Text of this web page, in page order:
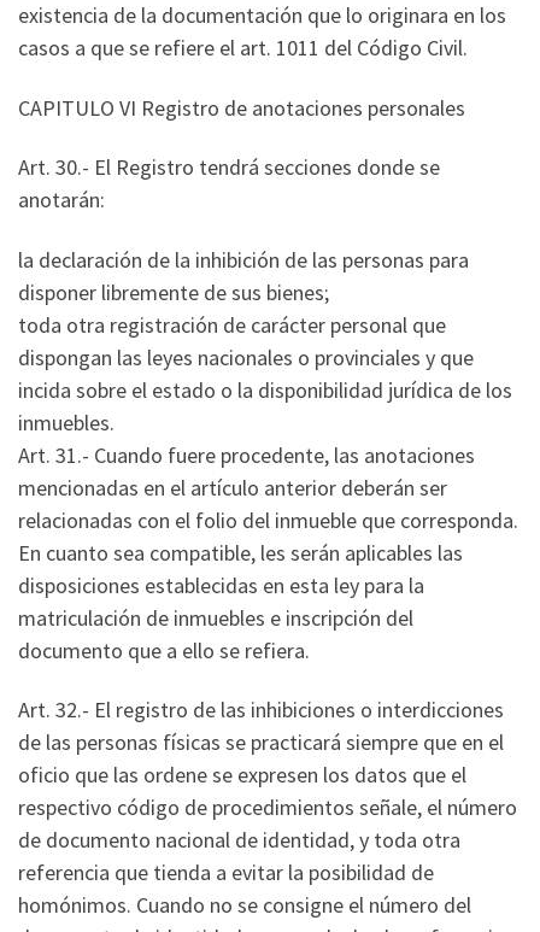
existencia de la documentación que lo originara en los
casos a que se refiere el art. 1011 del Código Civil.
CAPITULO VI Registro de anotaciones personales
Art. 30.- El Registro tendrá secciones donde se
anotarán:
la declaración de la inhibición de las personas para
disponer libremente de sus bienes;
toda otra registración de carácter personal que
dispongan las leyes nacionales o provinciales y que
incida sobre el estado o la disponibilidad jurídica de los
inmuebles.
Art. 31.- Cuando fuere procedente, las anotaciones
mencionadas en el artículo anterior deberán ser
relacionadas con el folio del inmueble que corresponda.
En cuanto sea compatible, les serán aplicables las
disposiciones establecidas en esta ley para la
matriculación de inmuebles e inscripción del
documento que a ello se refiera.
Art. 32.- El registro de las inhibiciones o interdicciones
de las personas físicas se practicará siempre que en el
oficio que las ordene se expresen los datos que el
respectivo código de procedimientos señale, el número
de documento nacional de identidad, y toda otra
referencia que tienda a evitar la posibilidad de
homónimos. Cuando no se consigne el número del